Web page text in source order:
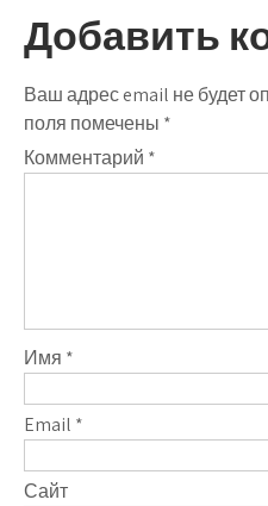
Добавить
Ваш адрес email не будет
поля помечены *
Комментарий *
Имя *
Email *
Сайт